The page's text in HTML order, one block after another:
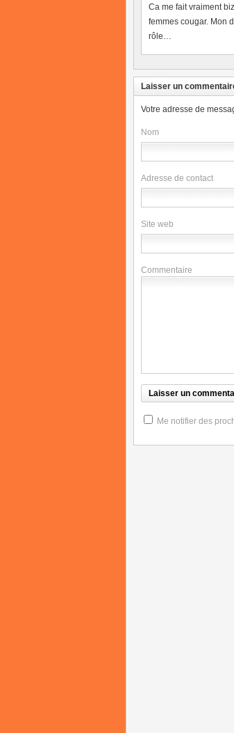
Ca me fait vraiment
femmes cougar. Mon
rôle…
Laisser un
Votre adresse de
Nom
Adresse de contact
Site web
Commentaire
Me notifier des